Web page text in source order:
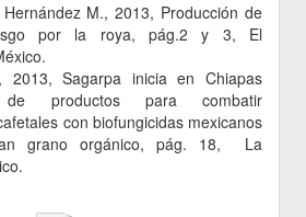
M., 2013, Producción de
por la roya, pág.2 y 3, El
2013, Sagarpa inicia en Chiapas
de productos para combatir
con biofungicidas mexicanos
grano orgánico, pág. 18, La